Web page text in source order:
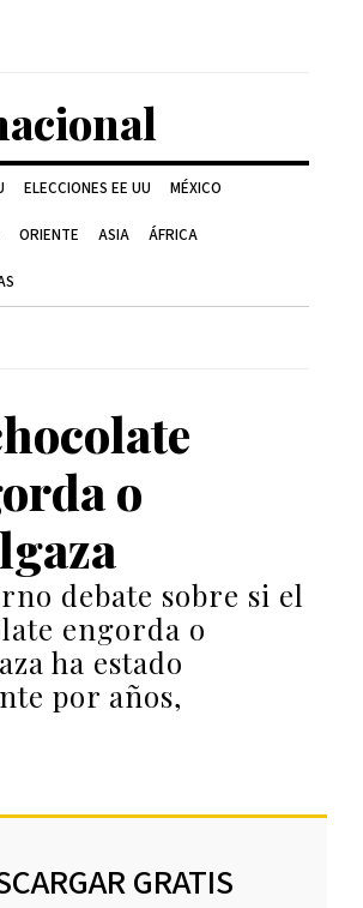
ELECCIONES EE UU MÉXICO
ORIENTE ASIA ÁFRICA
o
debate sobre si el
engorda o
ha estado
por años,
GRATIS